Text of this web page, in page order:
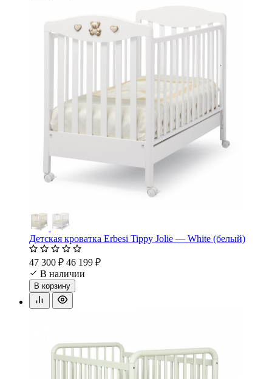
Детская кроватка Erbesi Tippy Jolie — White (белый)
47 300 ₽ 46 199 ₽
В наличии
В корзину